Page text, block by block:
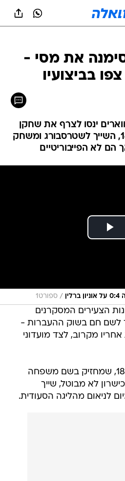
סימנה את מסי -
בביצועיו
ינסו לצרף את שחקן
הכנף הצרפתי בן ה-18, השייך לשטרסבורג ומשחק
לא הפייבוריטיים
/ ספורט1
הצעירים המסקרנים
לשם חם בשוק ההעברות -
אחריו מקרוב, לצד מועדוני
הקיצוני הצרפתי בן ה-18, שמחזיק בשם משפחה
לא מבוטל, שייך
לניאום מהליגה הסעודית.